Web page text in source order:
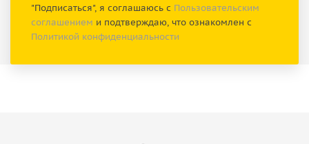
"Подписаться", я соглашаюсь с Пользовательским
соглашением и подтверждаю, что ознакомлен с
Политикой конфиденциальности